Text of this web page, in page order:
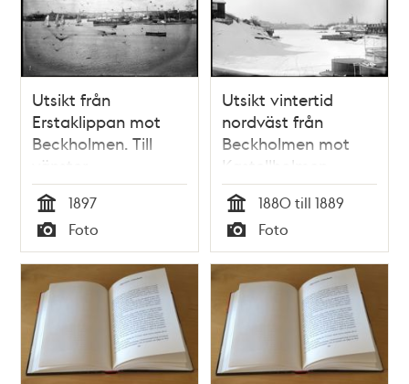
Utsikt från
Erstaklippan mot
Beckholmen. Till
vänster
Kastellholmen med
Skeppsholmen
Tid
1897
Typ
Foto
Utsikt vintertid
nordväst från
Beckholmen mot
Kastellholmen
Tid
1880 till 1889
Typ
Foto